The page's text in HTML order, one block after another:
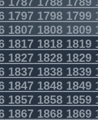
1797 17981799
1807 18081809
181718181819
182718281829
183718381839
184718481849
185718581859
186718681869